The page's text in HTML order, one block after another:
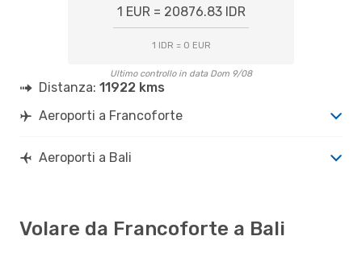
1 EUR = 20876.83 IDR
1 IDR = 0 EUR
Ultimo controllo in data Dom 9/08
Distanza: 11922 kms
Aeroporti a Francoforte
Aeroporti a Bali
Volare da Francoforte a Bali